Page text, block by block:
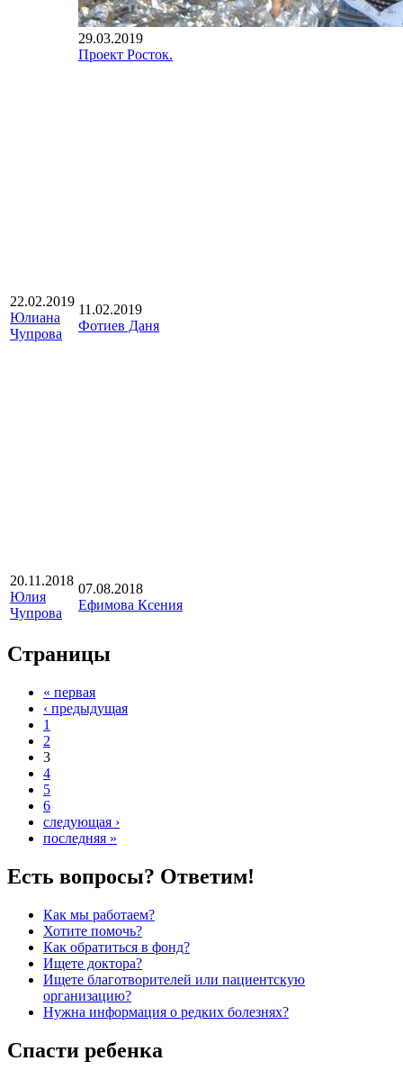
29.03.2019
Проект Росток.
22.02.2019
Юлиана
Чупрова
11.02.2019
Фотиев Даня
20.11.2018
Юлия
Чупрова
07.08.2018
Ефимова Ксения
Страницы
« первая
‹ предыдущая
1
2
3
4
5
6
следующая ›
последняя »
Есть вопросы? Ответим!
Как мы работаем?
Хотите помочь?
Как обратиться в фонд?
Ищете доктора?
Ищете благотворителей или пациентскую
организацию?
Нужна информация о редких болезнях?
Спасти ребенка